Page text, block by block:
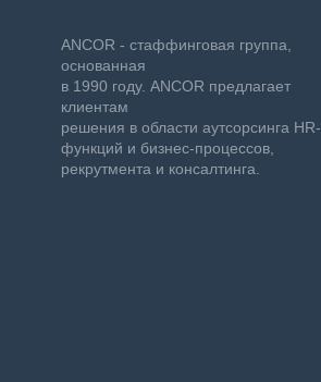
ANCOR - стаффинговая группа,
основанная
в 1990 году. ANCOR предлагает
клиентам
решения в области аутсорсинга HR-
функций и бизнес-процессов,
рекрутмента и консалтинга.